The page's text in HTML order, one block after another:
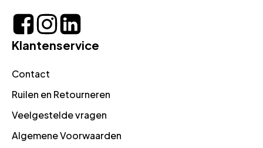
Klantenservice
Contact
Ruilen en Retourneren
Veelgestelde vragen
Algemene Voorwaarden